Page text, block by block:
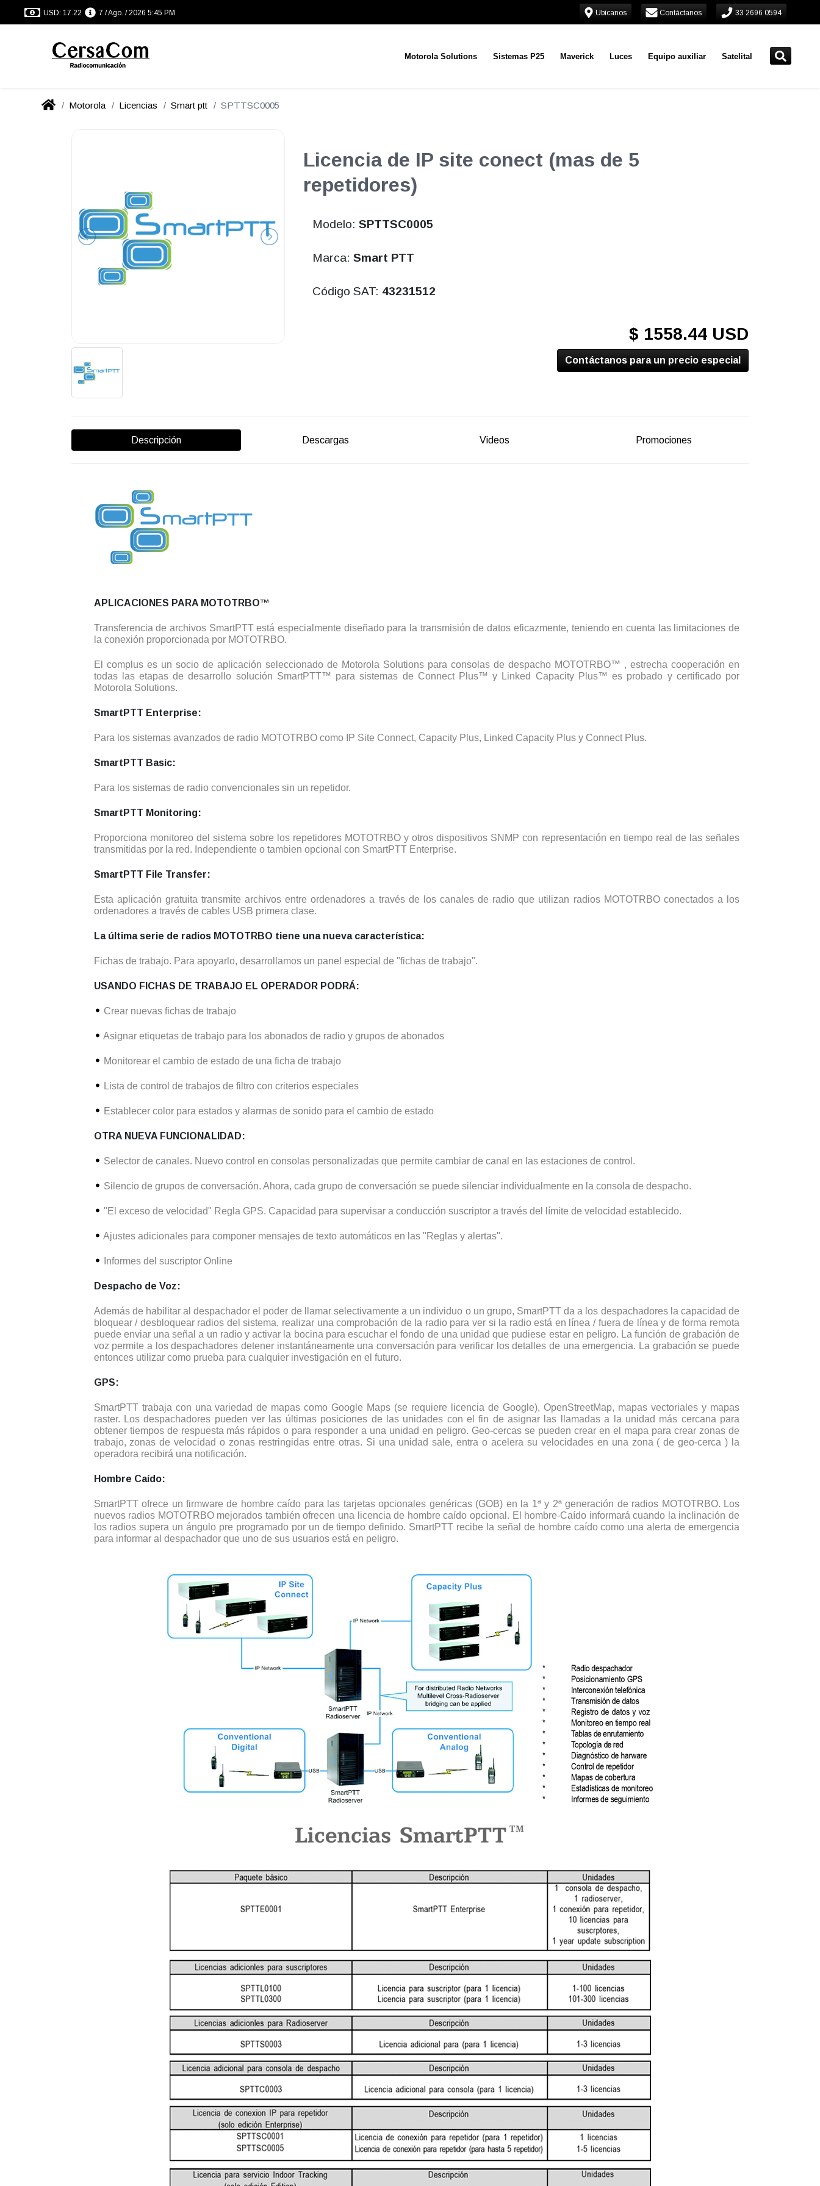
USD: 17.22 7 / Ago. / 2026 5:45 PM Ubícanos Contáctanos 33 2696 0594
Motorola Solutions Sistemas P25 Maverick Luces Equipo auxiliar Satelital
Motorola Licencias Smart ptt SPTTSC0005
Licencia de IP site conect (mas de 5
repetidores)
Modelo: SPTTSC0005
Marca: Smart PTT
Código SAT: 43231512
$ 1558.44 USD
Contáctanos para un precio especial
Descripción Descargas Videos Promociones
APLICACIONES PARA MOTOTRBO™
Transferencia de archivos SmartPTT está especialmente diseñado para la transmisión de datos eficazmente, teniendo en cuenta las limitaciones de
la conexión proporcionada por MOTOTRBO.
El complus es un socio de aplicación seleccionado de Motorola Solutions para consolas de despacho MOTOTRBO™ , estrecha cooperación en
todas las etapas de desarrollo solución SmartPTT™ para sistemas de Connect Plus™ y Linked Capacity Plus™ es probado y certificado por
Motorola Solutions.
SmartPTT Enterprise:
Para los sistemas avanzados de radio MOTOTRBO como IP Site Connect, Capacity Plus, Linked Capacity Plus y Connect Plus.
SmartPTT Basic:
Para los sistemas de radio convencionales sin un repetidor.
SmartPTT Monitoring:
Proporciona monitoreo del sistema sobre los repetidores MOTOTRBO y otros dispositivos SNMP con representación en tiempo real de las señales
transmitidas por la red. Independiente o tambien opcional con SmartPTT Enterprise.
SmartPTT File Transfer:
Esta aplicación gratuita transmite archivos entre ordenadores a través de los canales de radio que utilizan radios MOTOTRBO conectados a los
ordenadores a través de cables USB primera clase.
La última serie de radios MOTOTRBO tiene una nueva característica:
Fichas de trabajo. Para apoyarlo, desarrollamos un panel especial de "fichas de trabajo".
USANDO FICHAS DE TRABAJO EL OPERADOR PODRÁ:
Crear nuevas fichas de trabajo
Asignar etiquetas de trabajo para los abonados de radio y grupos de abonados
Monitorear el cambio de estado de una ficha de trabajo
Lista de control de trabajos de filtro con criterios especiales
Establecer color para estados y alarmas de sonido para el cambio de estado
OTRA NUEVA FUNCIONALIDAD:
Selector de canales. Nuevo control en consolas personalizadas que permite cambiar de canal en las estaciones de control.
Silencio de grupos de conversación. Ahora, cada grupo de conversación se puede silenciar individualmente en la consola de despacho.
"El exceso de velocidad" Regla GPS. Capacidad para supervisar a conducción suscriptor a través del límite de velocidad establecido.
Ajustes adicionales para componer mensajes de texto automáticos en las "Reglas y alertas".
Informes del suscriptor Online
Despacho de Voz:
Además de habilitar al despachador el poder de llamar selectivamente a un individuo o un grupo, SmartPTT da a los despachadores la capacidad de
bloquear / desbloquear radios del sistema, realizar una comprobación de la radio para ver si la radio está en línea / fuera de línea y de forma remota
puede enviar una señal a un radio y activar la bocina para escuchar el fondo de una unidad que pudiese estar en peligro. La función de grabación de
voz permite a los despachadores detener instantáneamente una conversación para verificar los detalles de una emergencia. La grabación se puede
entonces utilizar como prueba para cualquier investigación en el futuro.
GPS:
SmartPTT trabaja con una variedad de mapas como Google Maps (se requiere licencia de Google), OpenStreetMap, mapas vectoriales y mapas
raster. Los despachadores pueden ver las últimas posiciones de las unidades con el fin de asignar las llamadas a la unidad más cercana para
obtener tiempos de respuesta más rápidos o para responder a una unidad en peligro. Geo-cercas se pueden crear en el mapa para crear zonas de
trabajo, zonas de velocidad o zonas restringidas entre otras. Si una unidad sale, entra o acelera su velocidades en una zona ( de geo-cerca ) la
operadora recibirá una notificación.
Hombre Caído:
SmartPTT ofrece un firmware de hombre caído para las tarjetas opcionales genéricas (GOB) en la 1ª y 2ª generación de radios MOTOTRBO. Los
nuevos radios MOTOTRBO mejorados también ofrecen una licencia de hombre caído opcional. El hombre-Caído informará cuando la inclinación de
los radios supera un ángulo pre programado por un de tiempo definido. SmartPTT recibe la señal de hombre caído como una alerta de emergencia
para informar al despachador que uno de sus usuarios está en peligro.